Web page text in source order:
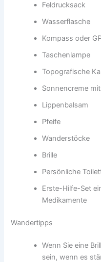
Feldrucksack
Wasserflasche
Kompass oder
Taschenlampe
Topografische
Sonnencreme
Lippenbalsam
Pfeife
Wanderstöcke
Brille
Persönliche
Erste-Hilfe-Set
Medikamente
Wandertipps
Wenn Sie eine
sein, wenn es